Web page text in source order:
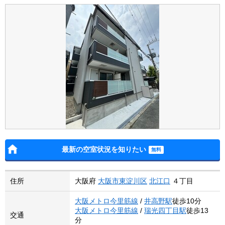
最新の空室状況を知りたい
住所 大阪府 大阪市東淀川区 北江口 ４丁目
交通
大阪メトロ今里筋線 / 井高野駅徒歩10分
大阪メトロ今里筋線 / 瑞光四丁目駅徒歩13
分